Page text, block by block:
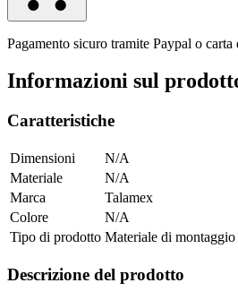
Pagamento sicuro tramite Paypal o carta
Informazioni sul
Caratteristiche
Dimensioni
N/A
Materiale
N/A
Marca
Talamex
Colore
N/A
Tipo di prodotto Materiale di montaggio
Descrizione del prodotto